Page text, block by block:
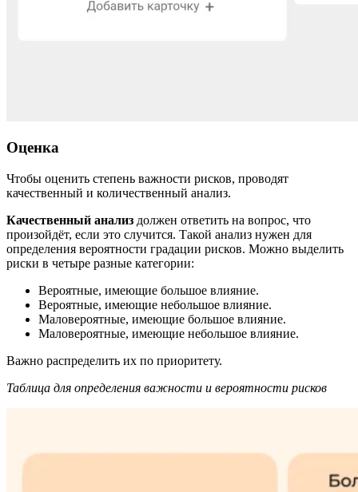
Оценка
Чтобы оценить степень важности рисков, проводят
качественный и количественный анализ.
Качественный анализ должен ответить на вопрос, что
произойдёт, если это случится. Такой анализ нужен для
определения вероятности градации рисков. Можно выделить
риски в четыре разные категории:
Вероятные, имеющие большое влияние.
Вероятные, имеющие небольшое влияние.
Маловероятные, имеющие большое влияние.
Маловероятные, имеющие небольшое влияние.
Важно распределить их по приоритету.
Таблица для определения важности и вероятности рисков